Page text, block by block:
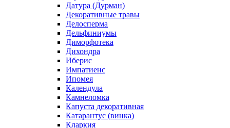
Датура (Дурман)
Декоративные травы
Делосперма
Дельфиниумы
Диморфотека
Дихондра
Иберис
Импатиенс
Ипомея
Календула
Камнеломка
Капуста декоративная
Катарантус (винка)
Кларкия